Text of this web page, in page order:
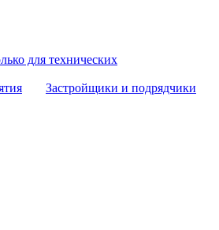
для технических
Застройщики и подрядчики